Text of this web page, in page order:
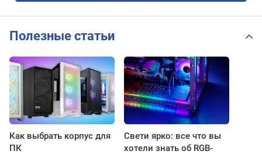
Полезные статьи
Как выбрать корпус для
ПК
Свети ярко: все что вы
хотели знать об RGB-